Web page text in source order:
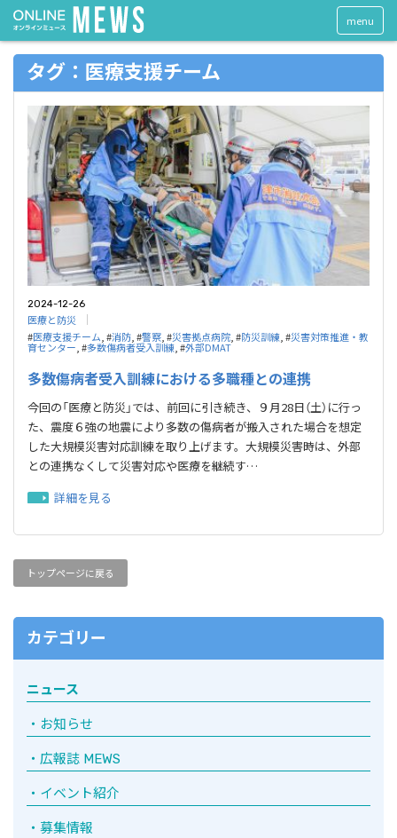
menu
タグ：医療支援チーム
2024-12-26
医療と防災
#医療支援チーム , #消防 , #警察 , #災害拠点病院 , #防災訓練 , #災害対策推進・教
育センター , #多数傷病者受入訓練 , #外部DMAT
多数傷病者受入訓練における多職種との連携
今回の「医療と防災」では、前回に引き続き、９月28日（土）に行っ
た、震度６強の地震により多数の傷病者が搬入された場合を想定
した大規模災害対応訓練を取り上げます。大規模災害時は、外部
との連携なくして災害対応や医療を継続す…
詳細を見る
トップページに戻る
カテゴリー
ニュース
お知らせ
広報誌 MEWS
イベント紹介
募集情報